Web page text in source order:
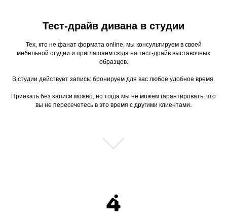
Тест-драйв дивана в студии
Тех, кто не фанат формата online, мы консультируем в своей
мебельной студии и приглашаем сюда на тест-драйв выставочных
образцов.
В студии действует запись: бронируем для вас любое удобное время.
Приехать без записи можно, но тогда мы не можем гарантировать, что
вы не пересечетесь в это время с другими клиентами.